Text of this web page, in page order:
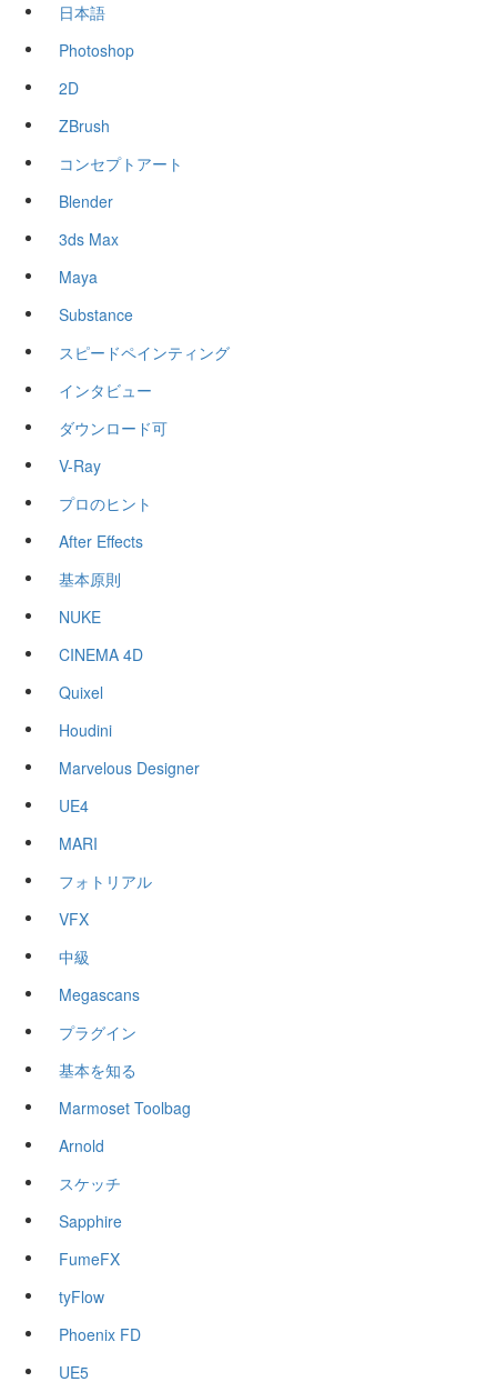
日本語
Photoshop
2D
ZBrush
コンセプトアート
Blender
3ds Max
Maya
Substance
スピードペインティング
インタビュー
ダウンロード可
V-Ray
プロのヒント
After Effects
基本原則
NUKE
CINEMA 4D
Quixel
Houdini
Marvelous Designer
UE4
MARI
フォトリアル
VFX
中級
Megascans
プラグイン
基本を知る
Marmoset Toolbag
Arnold
スケッチ
Sapphire
FumeFX
tyFlow
Phoenix FD
UE5